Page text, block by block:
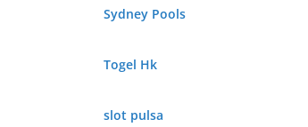
Sydney Pools
Togel Hk
slot pulsa